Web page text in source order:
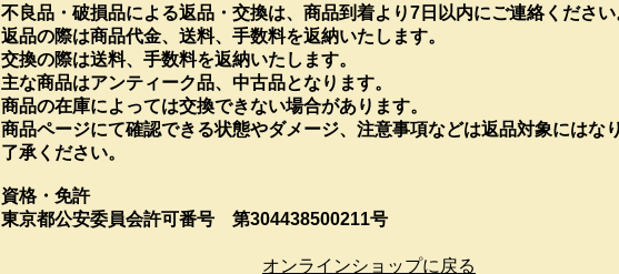
不良品・破損品による返品・交換は、商品到着より7日以内にご連絡ください
返品の際は商品代金、送料、手数料を返納いたします。
​交換の際は送料、手数料を返納いたします。
​主な商品はアンティーク品、中古品となります。
​商品の在庫によっては交換できない場合があります。
商品ページにて確認できる状態やダメージ、注意事項などは返品対象にはな
了承ください。
資格・免許
東京都公安委員会許可番号 第304438500211号
オンラインショップに戻る